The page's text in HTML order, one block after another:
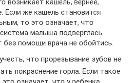
Если же кашель становится
то это означает, что
малыша подверглась
без помощи врача не обойтись.
что прорезывание зубов не
покраснение горла. Если такое